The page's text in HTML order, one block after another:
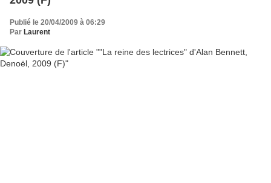
Publié le 20/04/2009 à 06:29
Par Laurent